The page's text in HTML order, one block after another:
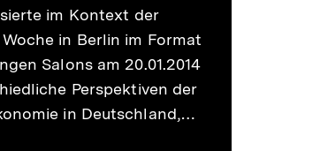
im Kontext der
in Berlin im Format
Salons am 20.01.2014
Perspektiven der
in Deutschland,…